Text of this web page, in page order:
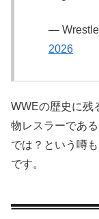
—
2026
WWEの歴史に残
物レスラーであ
では？という噂
です。